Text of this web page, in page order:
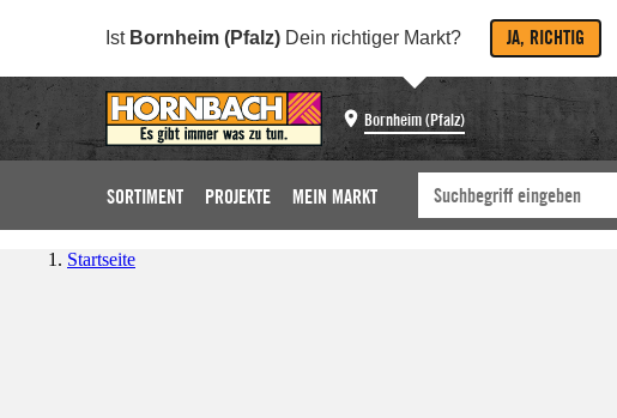
Ist Bornheim (Pfalz) Dein richtiger Markt? JA, RICHTIG
Bornheim (Pfalz)
SORTIMENT PROJEKTE MEIN MARKT
Startseite